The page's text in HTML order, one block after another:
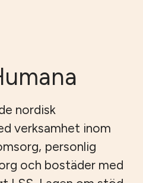
nordisk
verksamhet inom
personlig
och bostäder med